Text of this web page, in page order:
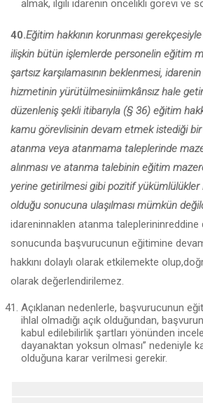
almak, ilgili idarenin öncelikli görevi ve
40.Eğitim hakkının korunması
ilişkin bütün işlemlerde personelin eğitim
şartsız karşıla­masının beklenmesi,
hizmetinin yürütülmesiniimkânsız hale
düzenleniş şekli itibarıyla (§ 36) eğitim
kamu görevlisinin devam etmek istediği bir
atanma veya atanmama taleplerinde
alın­ması ve atanma talebinin eğitim
yerine getirilmesi gibi pozitif
olduğu sonucuna ulaşılması mümkün
idareninnaklen atanma taleplerininreddine
sonucunda başvurucunun eğitimine
hakkını dolaylı olarak etkilemekte
olarak değerlendirile­mez.
Açıklanan nedenlerle, başvurucunun
ihlal olmadığı açık olduğundan,
kabul edilebilirlik şart­ları yönünden
dayanaktan yoksun olması” nedeniyle
olduğuna karar verilmesi gerekir.